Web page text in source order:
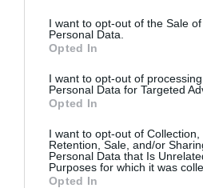
I want to opt-out of the Sale
Personal Data.
Opted In
I want to opt-out of
Personal Data for Targeted
Opted In
I want to opt-out of Collection,
Retention, Sale, and/or
Personal Data that Is
Purposes for which it was
Opted In
Vous avez
Soutenez-nous,
NOUS